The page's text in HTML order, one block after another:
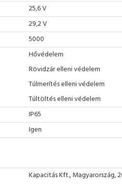
25,6 V
29,2 V
5000
Hővédelem
Rövidzár elleni védelem
Túlmerítés elleni védelem
Túltöltés elleni védelem
IP65
Igen
Kapacitás Kft., Magyarország,